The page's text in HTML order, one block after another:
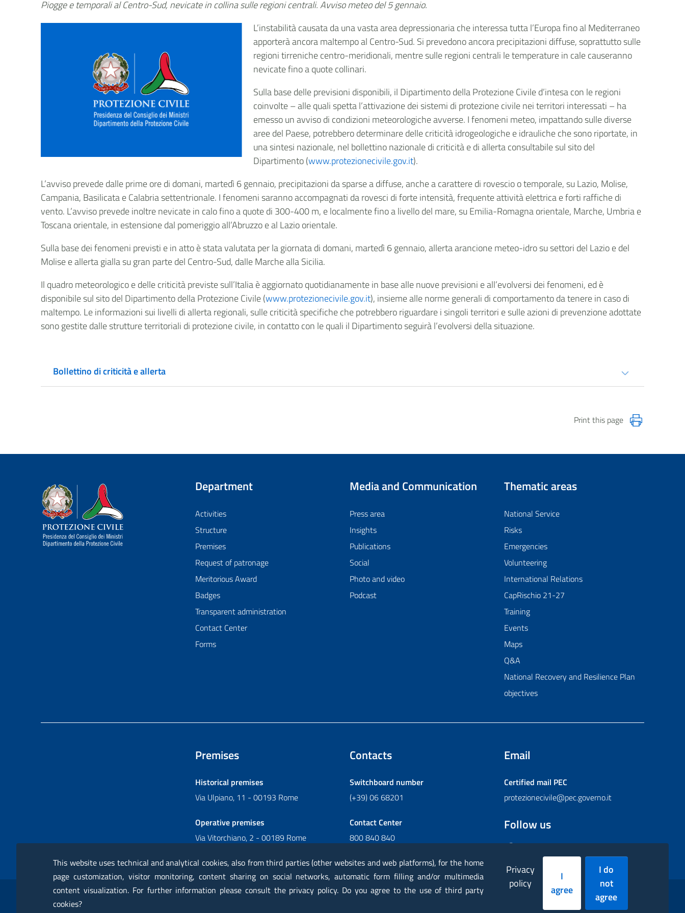
Piogge e temporali al Centro-Sud, nevicate in collina sulle regioni centrali. Avviso meteo del 5 gennaio.
L’instabilità causata da una vasta area depressionaria che interessa tutta l’Europa fino al Mediterraneo
apporterà ancora maltempo al Centro-Sud. Si prevedono ancora precipitazioni diffuse, soprattutto sulle
regioni tirreniche centro-meridionali, mentre sulle regioni centrali le temperature in cale causeranno
nevicate fino a quote collinari.
Sulla base delle previsioni disponibili, il Dipartimento della Protezione Civile d’intesa con le regioni
coinvolte – alle quali spetta l’attivazione dei sistemi di protezione civile nei territori interessati – ha
emesso un avviso di condizioni meteorologiche avverse. I fenomeni meteo, impattando sulle diverse
aree del Paese, potrebbero determinare delle criticità idrogeologiche e idrauliche che sono riportate, in
una sintesi nazionale, nel bollettino nazionale di criticità e di allerta consultabile sul sito del
Dipartimento (www.protezionecivile.gov.it).
L’avviso prevede dalle prime ore di domani, martedì 6 gennaio, precipitazioni da sparse a diffuse, anche a carattere di rovescio o temporale, su Lazio, Molise,
Campania, Basilicata e Calabria settentrionale. I fenomeni saranno accompagnati da rovesci di forte intensità, frequente attività elettrica e forti raffiche di
vento. L’avviso prevede inoltre nevicate in calo fino a quote di 300-400 m, e localmente fino a livello del mare, su Emilia-Romagna orientale, Marche, Umbria e
Toscana orientale, in estensione dal pomeriggio all’Abruzzo e al Lazio orientale.
Sulla base dei fenomeni previsti e in atto è stata valutata per la giornata di domani, martedì 6 gennaio, allerta arancione meteo-idro su settori del Lazio e del
Molise e allerta gialla su gran parte del Centro-Sud, dalle Marche alla Sicilia.
Il quadro meteorologico e delle criticità previste sull’Italia è aggiornato quotidianamente in base alle nuove previsioni e all’evolversi dei fenomeni, ed è
disponibile sul sito del Dipartimento della Protezione Civile (www.protezionecivile.gov.it), insieme alle norme generali di comportamento da tenere in caso di
maltempo. Le informazioni sui livelli di allerta regionali, sulle criticità specifiche che potrebbero riguardare i singoli territori e sulle azioni di prevenzione adottate
sono gestite dalle strutture territoriali di protezione civile, in contatto con le quali il Dipartimento seguirà l’evolversi della situazione.
Bollettino di criticità e allerta
Print this page
Dipartimento della Protezione Civile
Department
Activities
Structure
Premises
Request of patronage
Meritorious Award
Badges
Transparent administration
Contact Center
Forms
Media and Communication
Press area
Insights
Publications
Social
Photo and video
Podcast
Thematic areas
National Service
Risks
Emergencies
Volunteering
International Relations
CapRischio 21-27
Training
Events
Maps
Q&A
National Recovery and Resilience Plan
objectives
Premises
Historical premises
Via Ulpiano, 11 - 00193 Rome
Operative premises
Via Vitorchiano, 2 - 00189 Rome
Contacts
Switchboard number
(+39) 06 68201
Contact Center
800 840 840
Email
Certified mail PEC
protezionecivile@pec.governo.it
Follow us
FacebookInstagram
TwitterYouTubeFlickr
Sezione Link Utili
RSS Glossary
This website uses technical and analytical cookies, also from third parties (other websites and web platforms), for the home
page customization, visitor monitoring, content sharing on social networks, automatic form filling and/or multimedia
content visualization. For further information please consult the privacy policy. Do you agree to the use of third party
cookies?
Privacy
policy
I
agree
I do
not
agree